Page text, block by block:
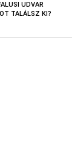
UDVAR
TALÁLSZ KI?